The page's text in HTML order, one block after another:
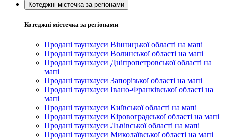
Котеджні містечка за регіонами
Котеджні містечка за регіонами
Продані таунхауси Вінницької області на мапі
Продані таунхауси Волинської області на мапі
Продані таунхауси Дніпропетровської області на
мапі
Продані таунхауси Запорізької області на мапі
Продані таунхауси Івано-Франківської області на
мапі
Продані таунхауси Київської області на мапі
Продані таунхауси Кіровоградської області на мапі
Продані таунхауси Львівської області на мапі
Продані таунхауси Миколаївської області на мапі